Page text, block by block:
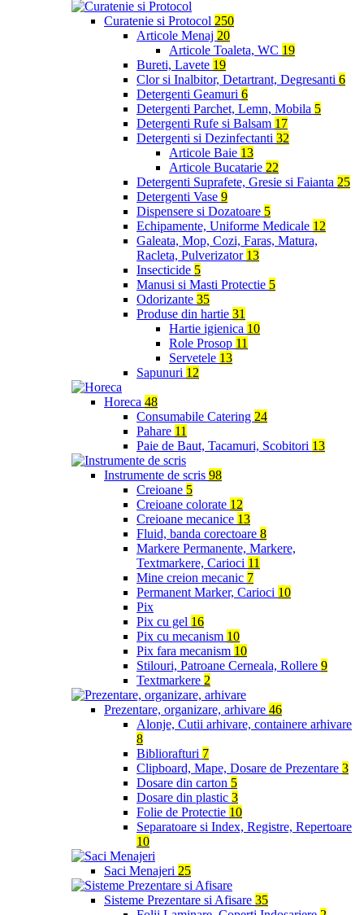
Curatenie si Protocol 250
Articole Menaj 20
Articole Toaleta, WC 19
Bureti, Lavete 19
Clor si Inalbitor, Detartrant, Degresanti 6
Detergenti Geamuri 6
Detergenti Parchet, Lemn, Mobila 5
Detergenti Rufe si Balsam 17
Detergenti si Dezinfectanti 32
Articole Baie 13
Articole Bucatarie 22
Detergenti Suprafete, Gresie si Faianta 25
Detergenti Vase 9
Dispensere si Dozatoare 5
Echipamente, Uniforme Medicale 12
Galeata, Mop, Cozi, Faras, Matura,
Racleta, Pulverizator 13
Insecticide 5
Manusi si Masti Protectie 5
Odorizante 35
Produse din hartie 31
Hartie igienica 10
Role Prosop 11
Servetele 13
Sapunuri 12
Horeca 48
Consumabile Catering 24
Pahare 11
Paie de Baut, Tacamuri, Scobitori 13
Instrumente de scris 98
Creioane 5
Creioane colorate 12
Creioane mecanice 13
Fluid, banda corectoare 8
Markere Permanente, Markere,
Textmarkere, Carioci 11
Mine creion mecanic 7
Permanent Marker, Carioci 10
Pix
Pix cu gel 16
Pix cu mecanism 10
Pix fara mecanism 10
Stilouri, Patroane Cerneala, Rollere 9
Textmarkere 2
Prezentare, organizare, arhivare 46
Alonje, Cutii arhivare, containere arhivare
8
Bibliorafturi 7
Clipboard, Mape, Dosare de Prezentare 3
Dosare din carton 5
Dosare din plastic 3
Folie de Protectie 10
Separatoare si Index, Registre, Repertoare
10
Saci Menajeri 25
Sisteme Prezentare si Afisare 35